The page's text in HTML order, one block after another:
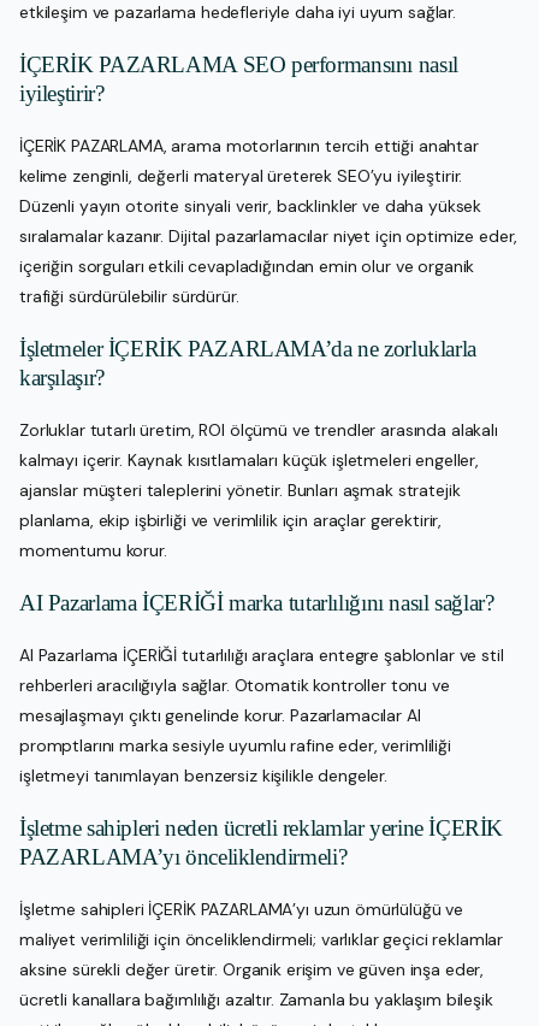
etkileşim ve pazarlama hedefleriyle daha iyi uyum sağlar.
İÇERİK PAZARLAMA SEO performansını nasıl
iyileştirir?
İÇERİK PAZARLAMA, arama motorlarının tercih ettiği anahtar
kelime zenginli, değerli materyal üreterek SEO’yu iyileştirir.
Düzenli yayın otorite sinyali verir, backlinkler ve daha yüksek
sıralamalar kazanır. Dijital pazarlamacılar niyet için optimize eder,
içeriğin sorguları etkili cevapladığından emin olur ve organik
trafiği sürdürülebilir sürdürür.
İşletmeler İÇERİK PAZARLAMA’da ne zorluklarla
karşılaşır?
Zorluklar tutarlı üretim, ROI ölçümü ve trendler arasında alakalı
kalmayı içerir. Kaynak kısıtlamaları küçük işletmeleri engeller,
ajanslar müşteri taleplerini yönetir. Bunları aşmak stratejik
planlama, ekip işbirliği ve verimlilik için araçlar gerektirir,
momentumu korur.
AI Pazarlama İÇERİĞİ marka tutarlılığını nasıl sağlar?
AI Pazarlama İÇERİĞİ tutarlılığı araçlara entegre şablonlar ve stil
rehberleri aracılığıyla sağlar. Otomatik kontroller tonu ve
mesajlaşmayı çıktı genelinde korur. Pazarlamacılar AI
promptlarını marka sesiyle uyumlu rafine eder, verimliliği
işletmeyi tanımlayan benzersiz kişilikle dengeler.
İşletme sahipleri neden ücretli reklamlar yerine İÇERİK
PAZARLAMA’yı önceliklendirmeli?
İşletme sahipleri İÇERİK PAZARLAMA’yı uzun ömürlülüğü ve
maliyet verimliliği için önceliklendirmeli; varlıklar geçici reklamlar
aksine sürekli değer üretir. Organik erişim ve güven inşa eder,
ücretli kanallara bağımlılığı azaltır. Zamanla bu yaklaşım bileşik